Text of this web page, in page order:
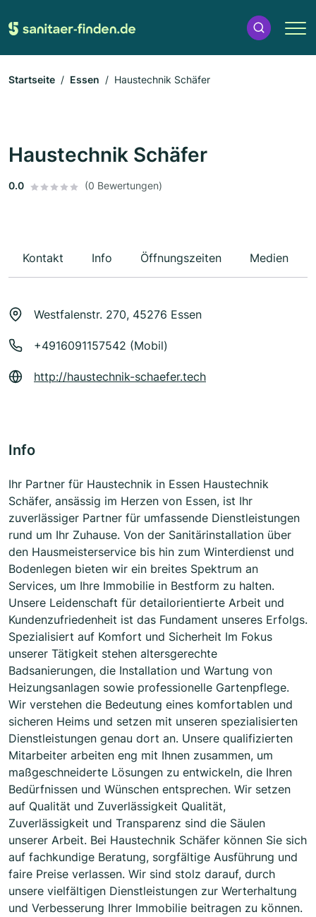
Startseite Essen Haustechnik Schäfer
Haustechnik Schäfer
0.0 (0 Bewertungen)
Kontakt Info Öffnungszeiten Medien
Westfalenstr. 270, 45276 Essen
+4916091157542 (Mobil)
http://haustechnik-schaefer.tech
Info
Ihr Partner für Haustechnik in Essen Haustechnik
Schäfer, ansässig im Herzen von Essen, ist Ihr
zuverlässiger Partner für umfassende Dienstleistungen
rund um Ihr Zuhause. Von der Sanitärinstallation über
den Hausmeisterservice bis hin zum Winterdienst und
Bodenlegen bieten wir ein breites Spektrum an
Services, um Ihre Immobilie in Bestform zu halten.
Unsere Leidenschaft für detailorientierte Arbeit und
Kundenzufriedenheit ist das Fundament unseres Erfolgs.
Spezialisiert auf Komfort und Sicherheit Im Fokus
unserer Tätigkeit stehen altersgerechte
Badsanierungen, die Installation und Wartung von
Heizungsanlagen sowie professionelle Gartenpflege.
Wir verstehen die Bedeutung eines komfortablen und
sicheren Heims und setzen mit unseren spezialisierten
Dienstleistungen genau dort an. Unsere qualifizierten
Mitarbeiter arbeiten eng mit Ihnen zusammen, um
maßgeschneiderte Lösungen zu entwickeln, die Ihren
Bedürfnissen und Wünschen entsprechen. Wir setzen
auf Qualität und Zuverlässigkeit Qualität,
Zuverlässigkeit und Transparenz sind die Säulen
unserer Arbeit. Bei Haustechnik Schäfer können Sie sich
auf fachkundige Beratung, sorgfältige Ausführung und
faire Preise verlassen. Wir sind stolz darauf, durch
unsere vielfältigen Dienstleistungen zur Werterhaltung
und Verbesserung Ihrer Immobilie beitragen zu können.